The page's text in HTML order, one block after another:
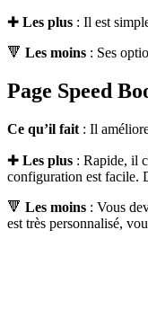
✚ Les plus : Il est
🔻 Les moins : Ses
Page Speed
Ce qu’il fait : Il
✚ Les plus : Rapide, il
configuration est facile.
🔻 Les moins : Vous
est très personnalisé,